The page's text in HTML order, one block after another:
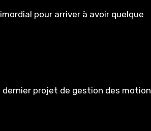
pour arriver à avoir quelque
projet de gestion des motion